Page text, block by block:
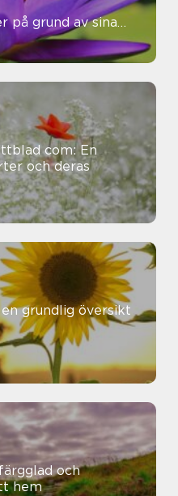
på grund av sina
com: En
och deras
grundlig översikt
och
hem